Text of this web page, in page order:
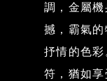
調，金屬
撼，霸氣
抒情的色
符，猶如享